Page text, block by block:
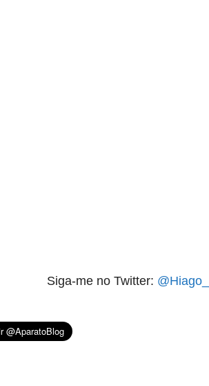
Siga-me no Twitter: